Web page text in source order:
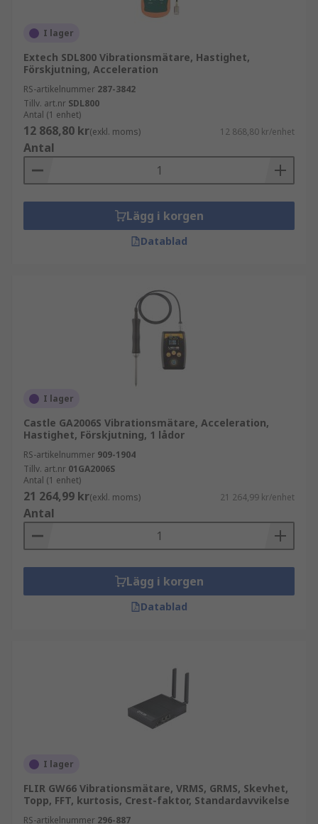
I lager
Extech SDL800 Vibrationsmätare, Hastighet,
Förskjutning, Acceleration
RS-artikelnummer 287-3842
Tillv. art.nr SDL800
Antal (1 enhet)
12 868,80 kr(exkl. moms) 12 868,80 kr/enhet
Antal
Lägg i korgen
Datablad
I lager
Castle GA2006S Vibrationsmätare, Acceleration,
Hastighet, Förskjutning, 1 lådor
RS-artikelnummer 909-1904
Tillv. art.nr 01GA2006S
Antal (1 enhet)
21 264,99 kr(exkl. moms) 21 264,99 kr/enhet
Antal
Lägg i korgen
Datablad
I lager
FLIR GW66 Vibrationsmätare, VRMS, GRMS, Skevhet,
Topp, FFT, kurtosis, Crest-faktor, Standardavvikelse
RS-artikelnummer 296-887